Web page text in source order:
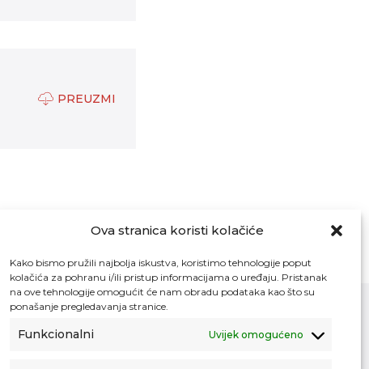
Ova stranica koristi kolačiće
Kako bismo pružili najbolja iskustva, koristimo tehnologije poput
kolačića za pohranu i/ili pristup informacijama o uređaju. Pristanak
na ove tehnologije omogućit će nam obradu podataka kao što su
ponašanje pregledavanja stranice.
Funkcionalni Uvijek omogućeno
PREUZMI